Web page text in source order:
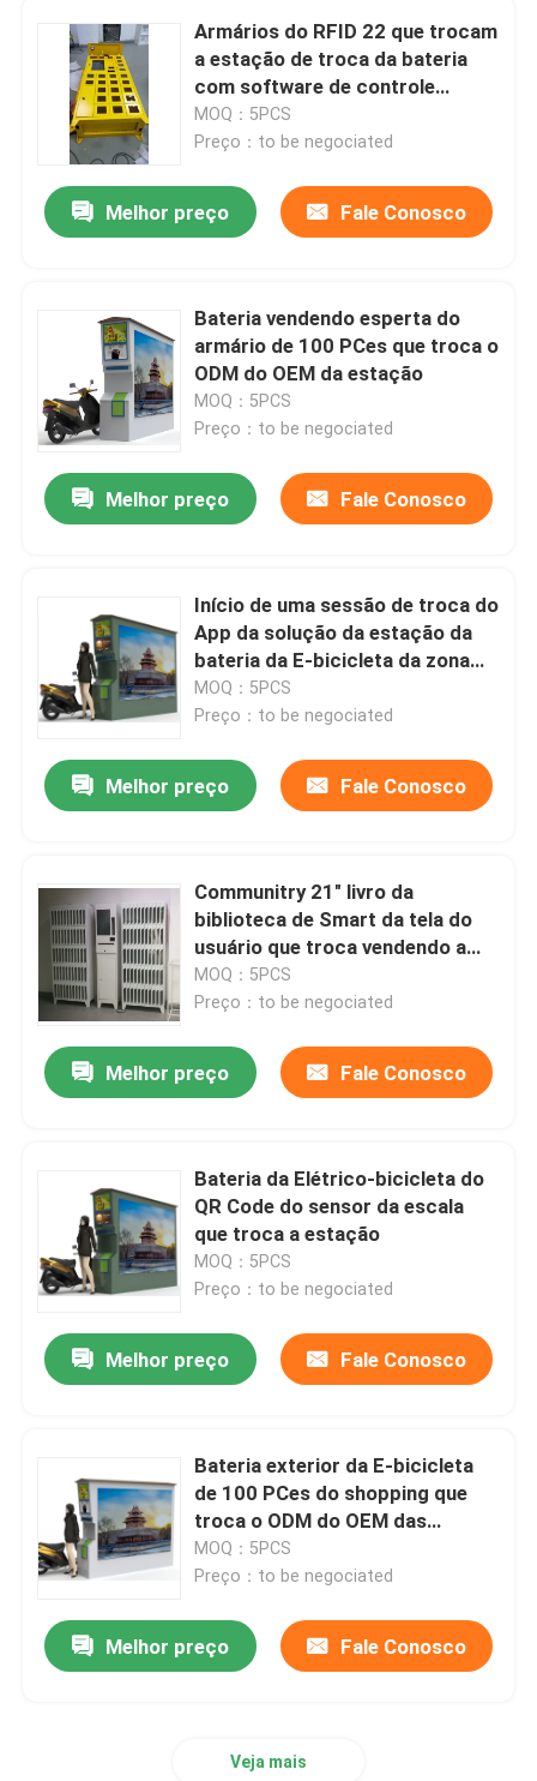
Para casa
Vídeos
Visita à fábrica
Controle de qualidade
Contacte-nos
Notícias
Solicite um orçamento
Armários do RFID 22 que trocam
a estação de troca da bateria
com software de controle
remoto
MOQ：5PCS
Preço：to be negociated
Melhor preço Fale Conosco
Bateria vendendo esperta do
armário de 100 PCes que troca o
ODM do OEM da estação
MOQ：5PCS
Preço：to be negociated
Melhor preço Fale Conosco
Início de uma sessão de troca do
App da solução da estação da
bateria da E-bicicleta da zona
industrial
MOQ：5PCS
Preço：to be negociated
Melhor preço Fale Conosco
Communitry 21" livro da
biblioteca de Smart da tela do
usuário que troca vendendo a
solução da estação
MOQ：5PCS
Preço：to be negociated
Melhor preço Fale Conosco
Bateria da Elétrico-bicicleta do
QR Code do sensor da escala
que troca a estação
MOQ：5PCS
Preço：to be negociated
Melhor preço Fale Conosco
Bateria exterior da E-bicicleta
de 100 PCes do shopping que
troca o ODM do OEM das
estações
MOQ：5PCS
Preço：to be negociated
Melhor preço Fale Conosco
Veja mais